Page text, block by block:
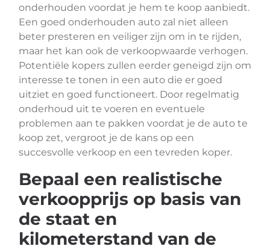
onderhouden voordat je hem te koop aanbiedt.
Een goed onderhouden auto zal niet alleen
beter presteren en veiliger zijn om in te rijden,
maar het kan ook de verkoopwaarde verhogen.
Potentiële kopers zullen eerder geneigd zijn om
interesse te tonen in een auto die er goed
uitziet en goed functioneert. Door regelmatig
onderhoud uit te voeren en eventuele
problemen aan te pakken voordat je de auto te
koop zet, vergroot je de kans op een
succesvolle verkoop en een tevreden koper.
Bepaal een realistische
verkoopprijs op basis van
de staat en
kilometerstand van de